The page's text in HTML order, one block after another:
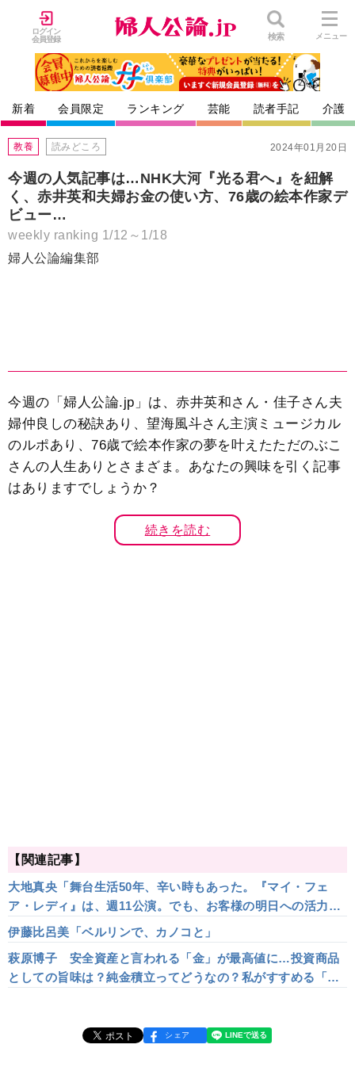
ログイン
会員登録
検索 メニュー
新着 会員限定 ランキング 芸能 読者手記 介護
2024年01月20日
教養 読みどころ
今週の人気記事は…NHK大河『光る君へ』を紐解
く、赤井英和夫婦お金の使い方、76歳の絵本作家デ
ビュー…
weekly ranking 1/12～1/18
婦人公論編集部
今週の「婦人公論.jp」は、赤井英和さん・佳子さん夫
婦仲良しの秘訣あり、望海風斗さん主演ミュージカル
のルポあり、76歳で絵本作家の夢を叶えたただのぶこ
さんの人生ありとさまざま。あなたの興味を引く記事
はありますでしょうか？
続きを読む
【関連記事】
大地真央「舞台生活50年、辛い時もあった。『マイ・フェ
ア・レディ』は、週11公演。でも、お客様の明日への活力源
になりたい」
伊藤比呂美「ベルリンで、カノコと」
萩原博子 安全資産と言われる「金」が最高値に…投資商品
としての旨味は？純金積立ってどうなの？私がすすめる「最
シェア